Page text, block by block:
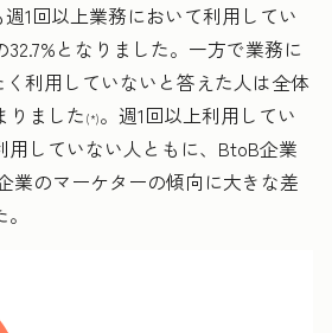
1回以上業務において利用してい
となりました。一方で業務に
利用していないと答えた人は全体
りました (*)。週1回以上利用してい
用していない人ともに、BtoB企業
業のマーケターの傾向に大きな差